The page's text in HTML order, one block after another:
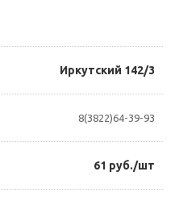
Иркутский 142/3
8(3822)64-39-93
61 руб./шт